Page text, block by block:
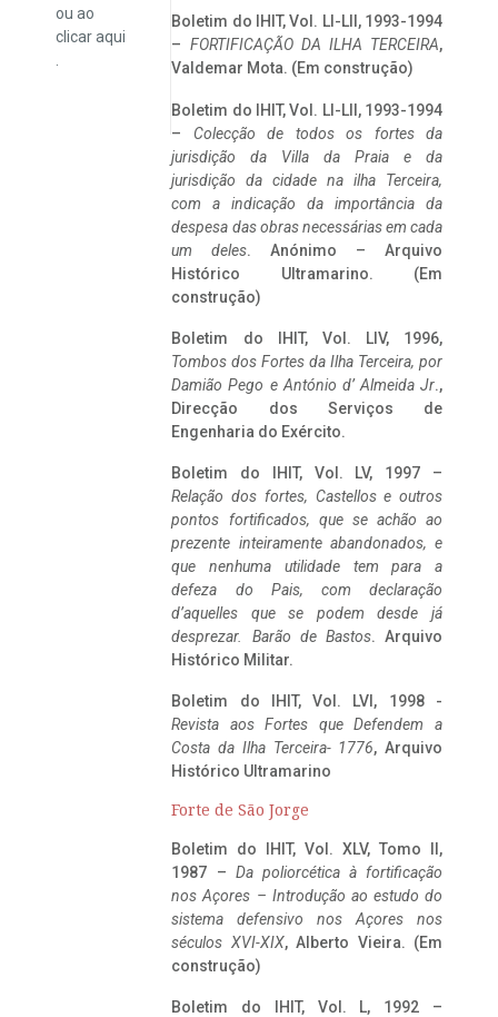
ou ao
clicaraqui
Boletim do IHIT, Vol. LI-LII, 1993-1994
– FORTIFICAÇÃO DA ILHA TERCEIRA,
Valdemar Mota. (Em construção)
Boletim do IHIT, Vol. LI-LII, 1993-1994
– Colecção de todos os fortes da
jurisdição da Villa da Praia e da
jurisdição da cidade na ilha Terceira,
com a indicação da importância da
despesa das obras necessárias em cada
um deles. Anónimo – Arquivo
Histórico Ultramarino. (Em
construção)
Boletim do IHIT, Vol. LIV, 1996,
Tombos dos Fortes da Ilha Terceira, por
Damião Pego e António d’ Almeida Jr.,
Direcção dos Serviços de
Engenharia do Exército.
Boletim do IHIT, Vol. LV, 1997 –
Relação dos fortes, Castellos e outros
pontos fortificados, que se achão ao
prezente inteiramente abandonados, e
que nenhuma utilidade tem para a
defeza do Pais, com declaração
d’aquelles que se podem desde já
desprezar. Barão de Bastos. Arquivo
Histórico Militar.
Boletim do IHIT, Vol. LVI, 1998 -
Revista aos Fortes que Defendem a
Costa da Ilha Terceira- 1776, Arquivo
Histórico Ultramarino
Forte de São Jorge
Boletim do IHIT, Vol. XLV, Tomo II,
1987 – Da poliorcética à fortificação
nos Açores – Introdução ao estudo do
sistema defensivo nos Açores nos
séculos XVI-XIX, Alberto Vieira. (Em
construção)
Boletim do IHIT, Vol. L, 1992 –